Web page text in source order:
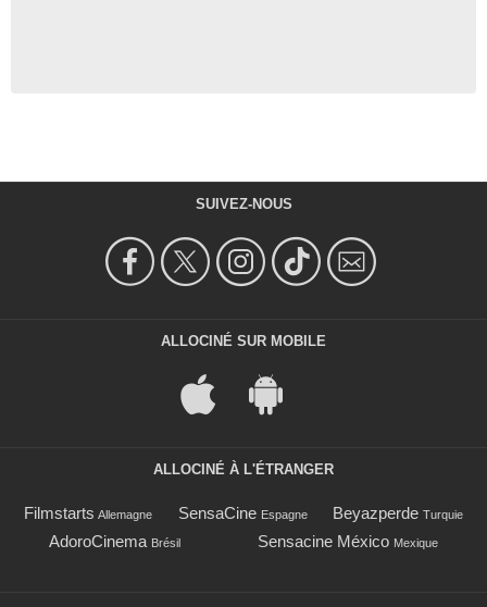
SUIVEZ-NOUS
ALLOCINÉ SUR MOBILE
ALLOCINÉ À L'ÉTRANGER
Filmstarts Allemagne SensaCine Espagne Beyazperde Turquie
AdoroCinema Brésil Sensacine México Mexique